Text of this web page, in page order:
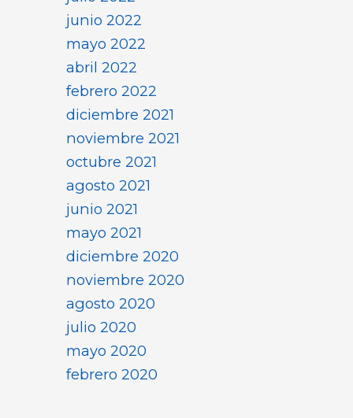
junio 2022
mayo 2022
abril 2022
febrero 2022
diciembre 2021
noviembre 2021
octubre 2021
agosto 2021
junio 2021
mayo 2021
diciembre 2020
noviembre 2020
agosto 2020
julio 2020
mayo 2020
febrero 2020